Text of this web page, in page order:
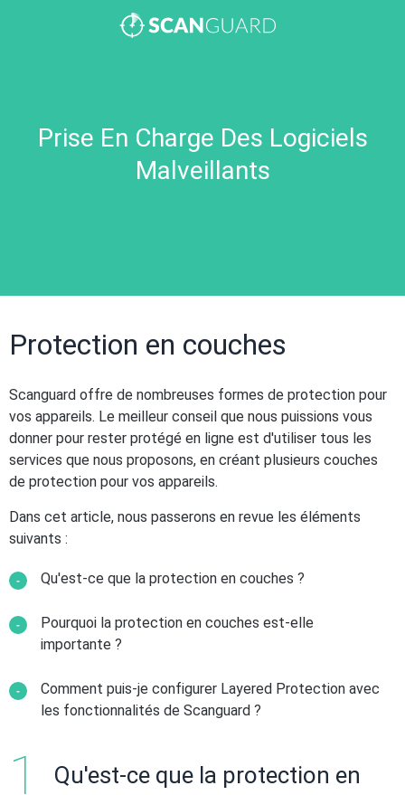
Prise En Charge Des Logiciels
Malveillants
Protection en couches
Scanguard offre de nombreuses formes de protection pour
vos appareils. Le meilleur conseil que nous puissions vous
donner pour rester protégé en ligne est d'utiliser tous les
services que nous proposons, en créant plusieurs couches
de protection pour vos appareils.
Dans cet article, nous passerons en revue les éléments
suivants :
Qu'est-ce que la protection en couches ?
Pourquoi la protection en couches est-elle
importante ?
Comment puis-je configurer Layered Protection avec
les fonctionnalités de Scanguard ?
Qu'est-ce que la protection en